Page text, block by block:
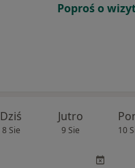
Poproś o
Dziś
8 Sie
Jutro
9 Sie 10